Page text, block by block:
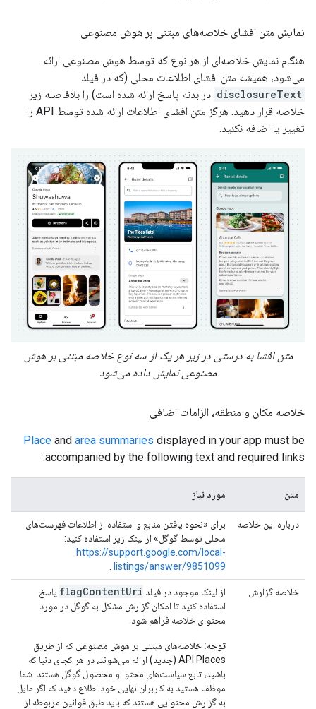
نمایش متن افشای خلاصه‌های مبتنی بر هوش مصنوعی
هنگام نمایش خلاصه‌ای از هر نوع که توسط هوش مصنوعی ارائه
می‌شود، همیشه متن افشای اطلاعات محلی (که در فیلد
disclosureText در بدنه پاسخ ارائه شده است) را بلافاصله زیر
خلاصه قرار دهید. هرگز متن افشای اطلاعات ارائه شده توسط API را
تغییر یا اضافه نکنید.
متن افشا به درستی در زیر هر یک از سه نوع خلاصه مبتنی بر هوش
مصنوعی نمایش داده می‌شود
خلاصه مکان و منطقه، الزامات اضافی
Place and area summaries displayed in your app must be
accompanied by the following text and required links:
متن مورد نیاز
درباره این خلاصه
برای «نحوه یافتن منابع و استفاده از اطلاعات فهرست‌های
محلی توسط گوگل» از لینک زیر استفاده کنید:
https://support.google.com/local-
listings/answer/9851099
خلاصه گزارش از لینک موجود در فیلد flagContentUri پاسخ
استفاده کنید تا امکان گزارش مشکل به گوگل در مورد
محتوای خلاصه فراهم شود.
توجه: خلاصه‌های مبتنی بر هوش مصنوعی که از طریق
API Places (جدید) ارائه می‌شوند، در هر کجای دنیا که
باشید، تابع سیاست‌های محتوا و محصول گوگل هستند. شما
موظف هستید به کاربران نهایی خود اطلاع دهید که اگر مایل
به گزارش محتوایی هستند که باید طبق قوانین مربوطه از